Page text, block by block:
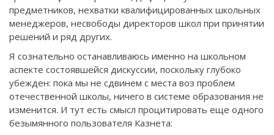
предметников, нехватки квалифицированных школьных
менеджеров, несвободы директоров школ при принятии
решений и ряд других.
Я сознательно останавливаюсь именно на школьном
аспекте состоявшейся дискуссии, поскольку глубоко
убежден: пока мы не сдвинем с места воз проблем
отечественной школы, ничего в системе образования не
изменится. И тут есть смысл процитировать еще одного
безымянного пользователя Казнета: